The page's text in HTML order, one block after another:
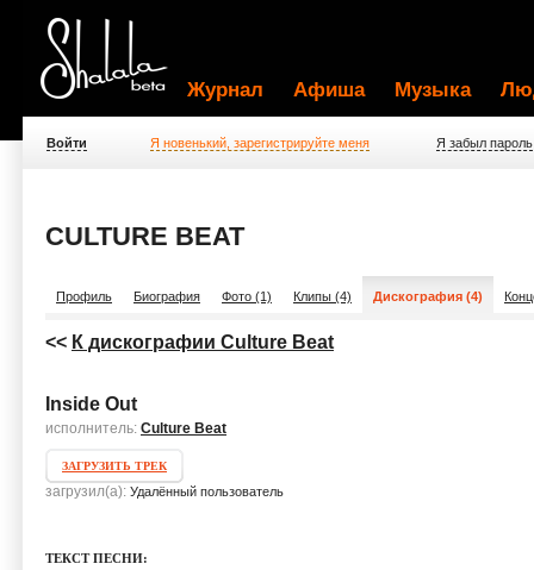
Журнал Афиша Музыка
Войти Я новенький, зарегистрируйте меня Я забыл пароль
CULTURE BEAT
Профиль Биография Фото (1) Клипы (4) Дискография (4)
<< К дискографии Culture Beat
Inside Out
исполнитель: Culture Beat
ЗАГРУЗИТЬ ТРЕК
загрузил(а): Удалённый пользователь
ТЕКСТ ПЕСНИ: